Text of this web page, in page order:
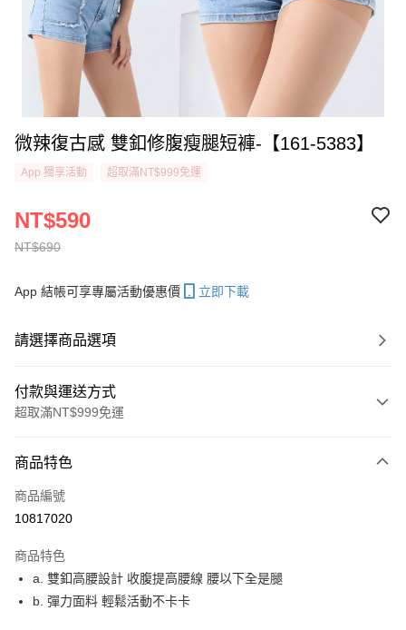
微辣復古感 雙釦修腹瘦腿短褲-【161-5383】
App 獨享活動 超取滿NT$999免運
NT$690
NT$590
App 結帳可享專屬活動優惠價 立即下載
請選擇商品選項
付款與運送方式
超取滿NT$999免運
信用卡一次付款
超商取貨付款
ATM付款
貨到付款
商品特色
商品編號
10817020
商品特色
a. 雙釦高腰設計 收腹提高腰線 腰以下全是腿
b. 彈力面料 輕鬆活動不卡卡